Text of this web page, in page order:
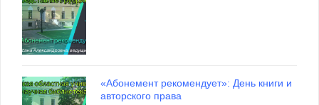
ВСЕ ВЫСТАВКИ
«Абонемент рекомендует»: День книги и
авторского права